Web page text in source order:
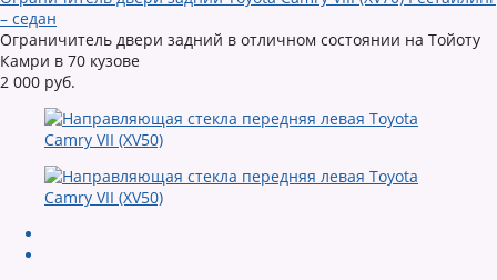
– седан
Ограничитель двери задний в отличном состоянии на Тойоту
Камри в 70 кузове
2 000 руб.